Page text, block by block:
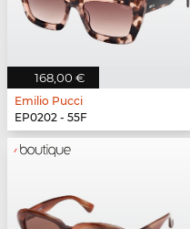
168,00 €
Emilio Pucci
EP0202 - 55F